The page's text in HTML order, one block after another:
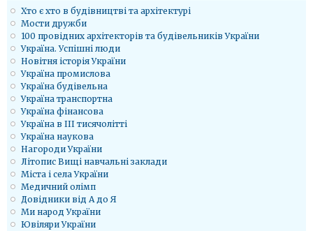
Хто є хто в будівництві та архітектурі
Мости дружби
100 провідних архітекторів та будівельників України
Україна. Успішні люди
Новітня історія України
Україна промислова
Україна будівельна
Україна транспортна
Україна фінансова
Україна в ІІІ тисячолітті
Україна наукова
Нагороди України
Літопис Вищі навчальні заклади
Міста і села України
Медичний олімп
Довідники від А до Я
Ми народ України
Ювіляри України